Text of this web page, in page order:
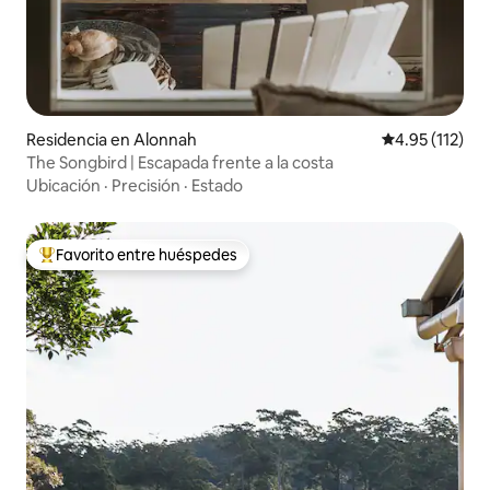
Residencia en Alonnah Calificación
4.95 (112)
The Songbird | Escapada frente a la costa
Ubicación · Precisión · Estado
De los mejores en Favorito entre huéspedes
Favorito entre huéspedes